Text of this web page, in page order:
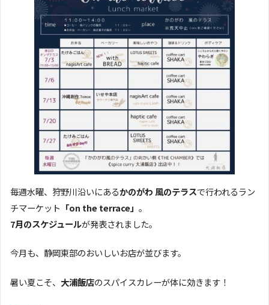
毎週水曜、狩野川沿いにあるかのがわ 風のテラスで行われるラン
チマーケット 「on the terrace」 。
7月のスケジュールが発表されました。
今月も、静岡東部のおいしいお店が並びます。
暑い夏こそ、 大浦飯店のスパイスカレーが体に効きます！